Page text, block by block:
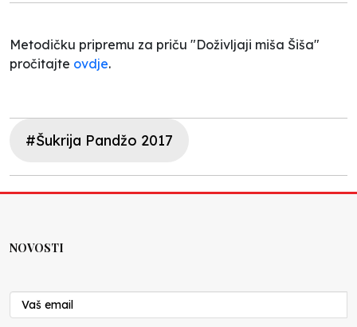
Metodičku pripremu za priču "Doživljaji miša Šiša"
pročitajte ovdje.
#Šukrija Pandžo 2017
NOVOSTI